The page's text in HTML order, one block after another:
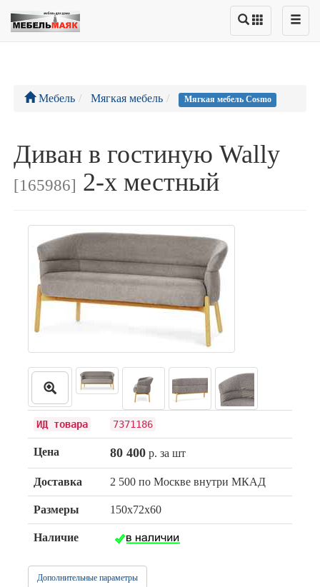
Мебель Мягкая мебель Мягкая мебель Cosmo
Диван в гостиную Wally
[165986] 2-х местный
ИД товара 7371186
Цена 80 400р. за шт
Доставка 2 500 по Москве внутри МКАД
Размеры 150х72х60
Наличие
Дополнительные параметры